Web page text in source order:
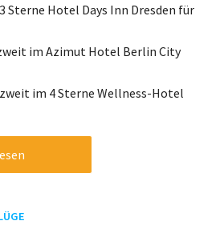
Sterne Hotel Days Inn Dresden für
im Azimut Hotel Berlin City
im 4 Sterne Wellness-Hotel